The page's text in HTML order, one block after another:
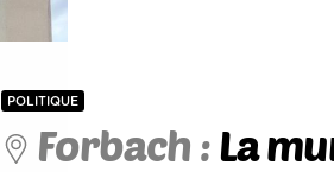
POLITIQUE
Forbach :La